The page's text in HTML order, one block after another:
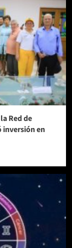
Red de
inversión en